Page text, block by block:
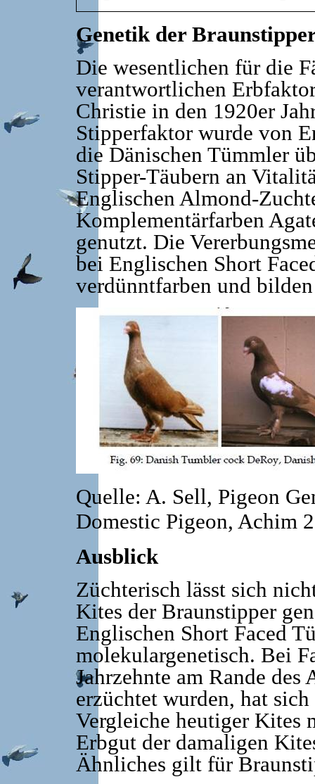
Genetik der
Die wesentlichen für die
verantwortlichen
Christie in den 1920er
Stipperfaktor wurde von
die Dänischen Tümmler
Stipper-Täubern an
Englischen Almond-
Komplementärfarben
genutzt. Die
bei Englischen Short
verdünntfarben und
Quelle: A. Sell, Pigeon
Domestic Pigeon, Achim
Ausblick
Züchterisch lässt sich
Kites der Braunstipper
Englischen Short Faced
molekulargenetisch. Bei
Jahrzehnte am Rande des
erzüchtet wurden, hat
Vergleiche heutiger Kites
Erbgut der damaligen
Ähnliches gilt für